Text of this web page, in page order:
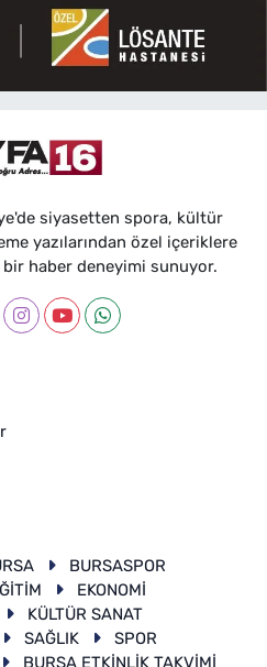
siyasetten spora, kültür
yazılarından özel içeriklere
haber deneyimi sunuyor.
BURSASPOR
EKONOMİ
KÜLTÜR SANAT
SAĞLIK
SPOR
BURSA ETKİNLİK TAKVİMİ